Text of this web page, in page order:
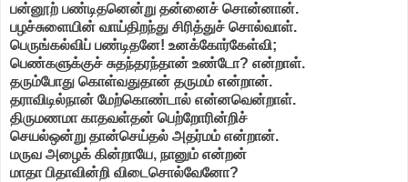
பன்னூற் பண்டிதனென்று தன்னைச் சொன்னான்.
பழச்சுளையின் வாய்திறந்து சிரித்துச் சொல்வாள்.
பெருங்கல்விப் பண்டிதனே! உனக்கோர்கேள்வி;
பெண்களுக்குச் சுதந்தரந்தான் உண்டோ? என்றாள்.
தரும்போது கொள்வதுதான் தருமம் என்றான்.
தராவிடில்நான் மேற்கொண்டால் என்னவென்றாள்.
திருமணமா காதவள்தன் பெற்றோரின்றிச்
செயல்ஒன்று தான்செய்தல் அதர்மம் என்றான்.
மருவ அழைக் கின்றாயே, நானும் என்றன்
மாதா பிதாவின்றி விடைசொல்வேனோ?